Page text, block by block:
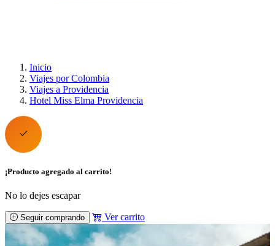
Inicio
Viajes por Colombia
Viajes a Providencia
Hotel Miss Elma Providencia
¡Producto agregado al carrito!
No lo dejes escapar
Seguir comprando Ver carrito